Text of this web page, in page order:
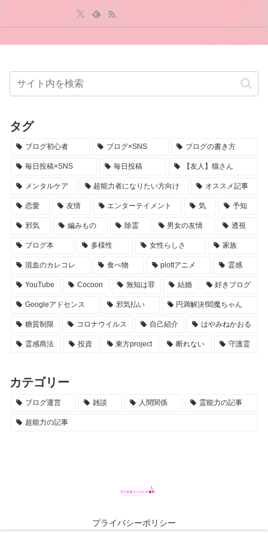
タグ
ブログ初心者 ブログ×SNS ブログの書き方
毎日投稿×SNS 毎日投稿 【友人】猫さん
メンタルケア 超能力者になりたい方向け オススメ記事
恋愛 友情 エンターテイメント 気 予知
邪気 編みもの 除霊 男女の友情 透視
ブログ本 多様性 女性らしさ 家族
混血のカレコレ 食べ物 plottアニメ 霊感
YouTube Cocoon 無知は罪 結婚 好きブログ
Googleアドセンス 邪気払い 円満解決!閻魔ちゃん
糖質制限 コロナウイルス 自己紹介 はやみねかおる
霊感商法 投資 東方project 断れない 守護霊
カテゴリー
ブログ運営 雑談 人間関係 霊能力の記事
超能力の記事
プライバシーポリシー